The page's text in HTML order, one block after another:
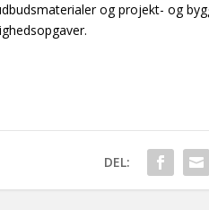
og projekt- og
DEL: